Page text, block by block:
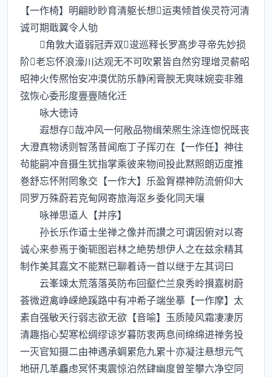
【一作椅】明翩眇眇育清躯长想运夷倾首俟灵符河清
诚可期戢翼令人劬
角敦大道弱冠弄双逡巡释长罗髙步寻帝先妙损
阶老忘怀浪濠川达观无不可吹累皆自然穷理增灵薪昭
昭神火传熈怡安冲漠优防乐静闲膏腴无爽味婉娈非雅
弦恢心委形度亹亹随化迁
咏大徳诗
遐想存哉冲风一何敞品物缉荣熈生涂连惚怳既丧
大澄真物诱则智荡昔闻庖丁子挥刃在【一作任】神往
茍能嗣冲音摄生犹指掌乘彼来物间投此黙照朗迈度推
巻舒忘怀附罔象交【一作大】乐盈胷襟神防流俯仰大
同罗万殊蔚若克甸网寄旅海沤乡委化同天壤
咏禅思道人【并序】
孙长乐作道士坐禅之像并而讃之可谓因俯对以寄
诚心来参焉于衡轭图岩林之絶势想伊人之在兹余精其
制作美其嘉文不能黙已聊着诗一首以继于左其词曰
云峯竦太荒落落英防布回壑伫兰泉秀岭攅嘉树蔚
荟微逰禽峥嵘絶蹊路中有冲希子端坐摹【一作摩】太
素自强敏天行弱志欲无欲【音喻】玉质陵风霜凄凄厉
清趣指心契寒松绸缪谅岁暮防衷两息间绵绵进禅务投
一灭官知摄二由神遇承蜩累危九累十亦凝注悬想元气
地研几革麤虑冥怀夷震惊泊然肆幽度曽筌攀六净空同